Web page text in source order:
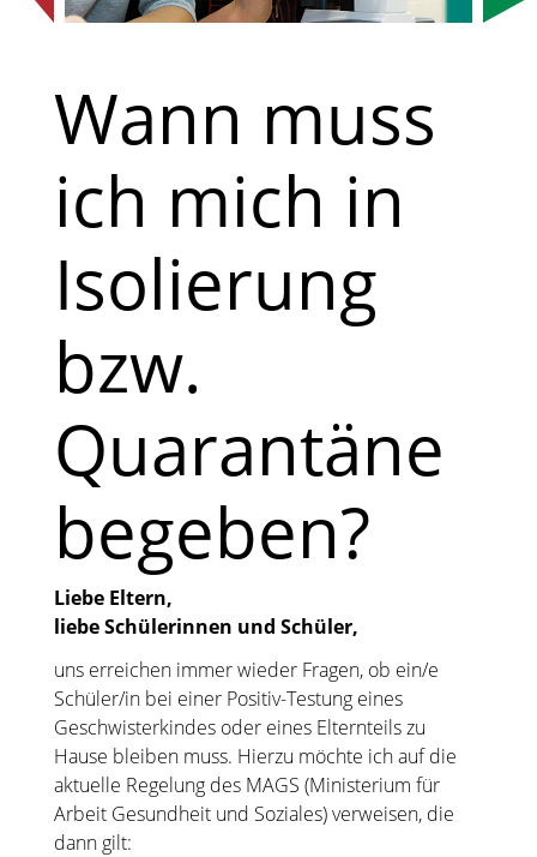
Wann muss
ich mich in
Isolierung
bzw.
Quarantäne
begeben?
Liebe Eltern,
liebe Schülerinnen und Schüler,
uns erreichen immer wieder Fragen, ob ein/e
Schüler/in bei einer Positiv-Testung eines
Geschwisterkindes oder eines Elternteils zu
Hause bleiben muss. Hierzu möchte ich auf die
aktuelle Regelung des MAGS (Ministerium für
Arbeit Gesundheit und Soziales) verweisen, die
dann gilt: